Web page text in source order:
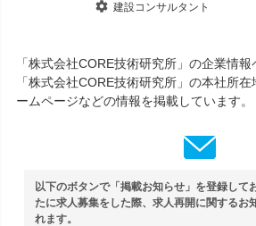
建設コンサルタント
「株式会社CORE技術研究所」の企業情報
「株式会社CORE技術研究所」の本社所
ームページなどの情報を掲載しています。
以下のボタンで「掲載お知らせ」を登録して
たに求人募集をした際、求人再開に関するお
れます。